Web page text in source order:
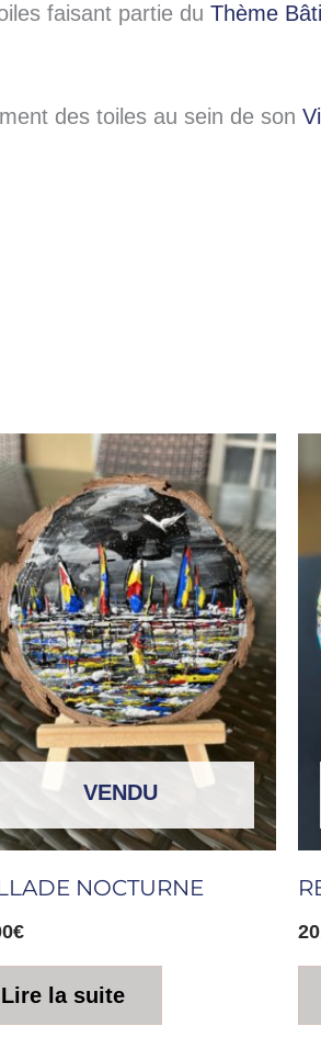
faisant partie du Thème
des toiles au sein de son
VENDU
NOCTURNE
€
Lire la suite